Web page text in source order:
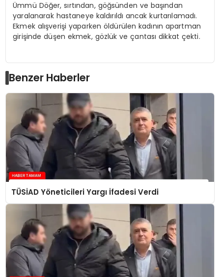
Ümmü Döğer, sırtından, göğsünden ve başından
yaralanarak hastaneye kaldırıldı ancak kurtarılamadı.
Ekmek alışverişi yaparken öldürülen kadının apartman
girişinde düşen ekmek, gözlük ve çantası dikkat çekti.
Benzer Haberler
TÜSİAD Yöneticileri Yargı İfadesi Verdi